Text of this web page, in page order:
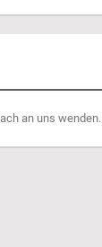
an uns wenden.